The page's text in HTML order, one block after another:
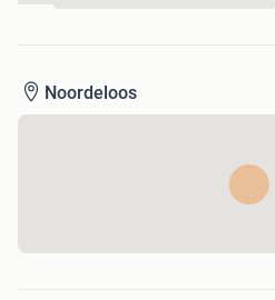
Doorvaarthoogte: 1.10meter
Zitplaatsen: 8 volwassenen
Transport van de boot is mogelijk.
Noordeloos